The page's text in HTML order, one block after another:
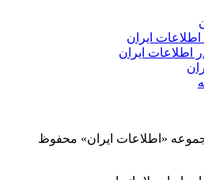
ایران
اطلاعات ایران
«اطلاعات‌ ایران» محفوظ